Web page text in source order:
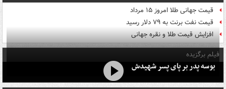
قیمت جهانی طلا امروز ۱۵ مرداد
قیمت نفت برنت به ۷۹ دلار رسید
افزایش قیمت طلا و نقره جهانی
فیلم برگزیده
بوسه‌ پدر بر پای پسر شهیدش